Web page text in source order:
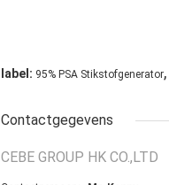
label: 95% PSA Stikstofgenerator,
Contactgegevens
CEBE GROUP HK CO.,LTD